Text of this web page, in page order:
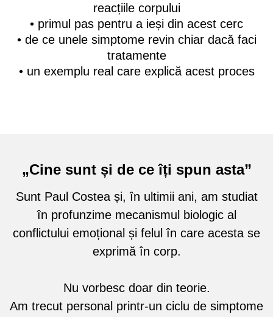
reacțiile corpului
• primul pas pentru a ieși din acest cerc
• de ce unele simptome revin chiar dacă faci
tratamente
• un exemplu real care explică acest proces
„Cine sunt și de ce îți spun asta”
Sunt Paul Costea și, în ultimii ani, am studiat
în profunzime mecanismul biologic al
conflictului emoțional și felul în care acesta se
exprimă în corp.
Nu vorbesc doar din teorie.
Am trecut personal printr-un ciclu de simptome